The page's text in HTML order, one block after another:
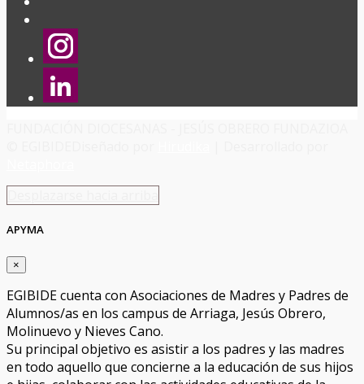
APYMA
×
EGIBIDE cuenta con Asociaciones de Madres y Padres de
Alumnos/as en los campus de Arriaga, Jesús Obrero,
Molinuevo y Nieves Cano.
Su principal objetivo es asistir a los padres y las madres
en todo aquello que concierne a la educación de sus hijos